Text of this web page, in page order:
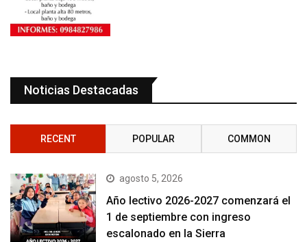
Noticias Destacadas
RECENT POPULAR COMMON
agosto 5, 2026
Año lectivo 2026-2027 comenzará el
1 de septiembre con ingreso
escalonado en la Sierra